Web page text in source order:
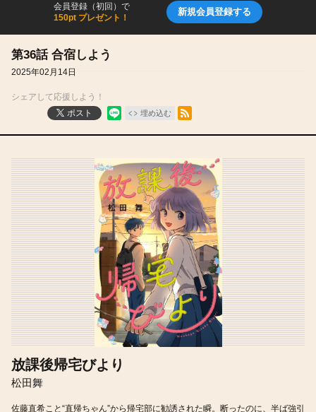
会員登録（初回）で
150pt プレゼント！
新規会員登録する
第36話 合宿しよう
2025年02月14日
シェアして応援しよう！
ポスト
埋め込む
RSSフィード
放課後帰宅びより
松田舞
佐藤直希こと“直帰ちゃん”から帰宅部に勧誘された瞬。断ったのに、半ば強引